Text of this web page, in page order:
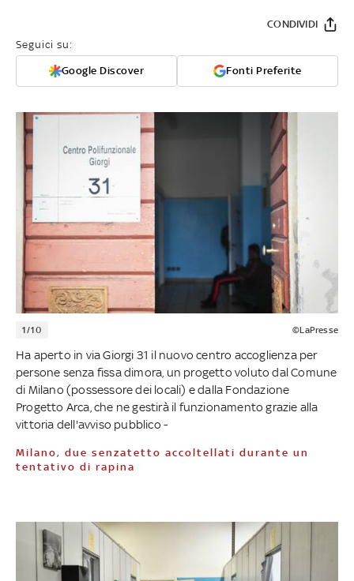
Seguici su:
Google Discover Fonti Preferite
CONDIVIDI
1/10 ©LaPresse
Ha aperto in via Giorgi 31 il nuovo centro accoglienza per
persone senza fissa dimora, un progetto voluto dal Comune
di Milano (possessore dei locali) e dalla Fondazione
Progetto Arca, che ne gestirà il funzionamento grazie alla
vittoria dell'avviso pubblico -
Milano, due senzatetto accoltellati durante un
tentativo di rapina